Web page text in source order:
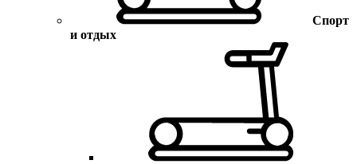
Спорт
и отдых